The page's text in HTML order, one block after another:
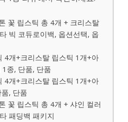
꽃 립스틱 총 4개 + 크리스탈
빅 코듀로이백, 옵션선택, 옵
4개+크리스탈 립스틱 1개+아
종, 단품, 단품
4개+크리스탈 립스틱 1개+아
, 단품
꽃 립스틱 총 4개 + 샤인 컬러
패딩백 패키지